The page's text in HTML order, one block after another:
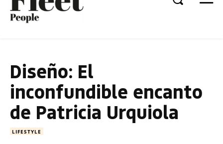
Diseño: El
inconfundible encanto
de Patricia Urquiola
LIFESTYLE